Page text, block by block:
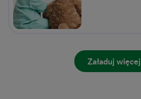
Załaduj więcej